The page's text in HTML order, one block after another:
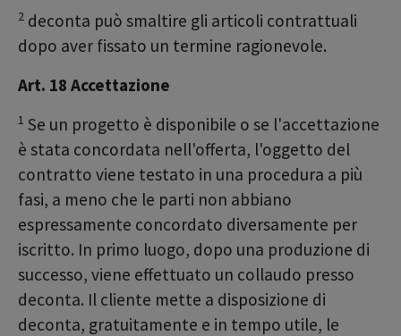
2 deconta può smaltire gli articoli contrattuali
dopo aver fissato un termine ragionevole.
Art. 18 Accettazione
1 Se un progetto è disponibile o se l'accettazione
è stata concordata nell'offerta, l'oggetto del
contratto viene testato in una procedura a più
fasi, a meno che le parti non abbiano
espressamente concordato diversamente per
iscritto. In primo luogo, dopo una produzione di
successo, viene effettuato un collaudo presso
deconta. Il cliente mette a disposizione di
deconta, gratuitamente e in tempo utile, le